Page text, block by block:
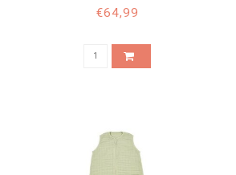
AMSTERDAM CRUMBLE
€64,99